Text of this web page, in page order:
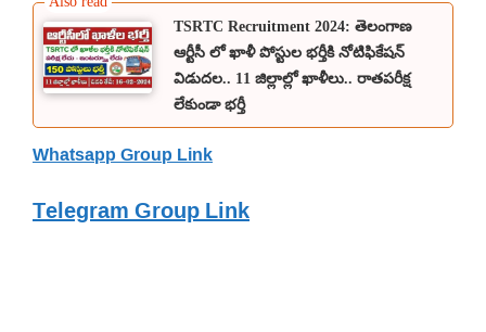
TSRTC Recruitment 2024: తెలంగాణ
ఆర్టీసీ లో ఖాళీ పోస్టుల భర్తీకి నోటిఫికేషన్
విడుదల.. 11 జిల్లాల్లో ఖాళీలు.. రాతపరీక్ష
లేకుండా భర్తీ
Whatsapp Group Link
Telegram Group Link